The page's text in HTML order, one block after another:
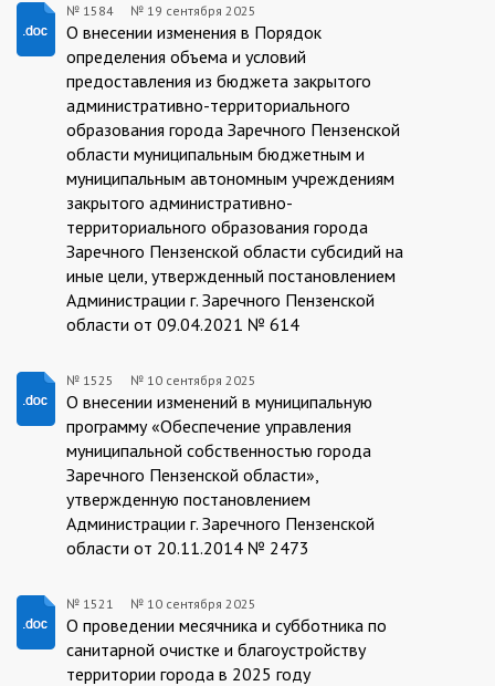
19.09.2025/1584
№ 1584 № 19 сентября 2025
О внесении изменения в Порядок
определения объема и условий
предоставления из бюджета закрытого
административно-территориального
образования города Заречного Пензенской
области муниципальным бюджетным и
муниципальным автономным учреждениям
закрытого административно-
территориального образования города
Заречного Пензенской области субсидий на
иные цели, утвержденный постановлением
Администрации г. Заречного Пензенской
области от 09.04.2021 № 614
10.09.2025/1525
№ 1525 № 10 сентября 2025
О внесении изменений в муниципальную
программу «Обеспечение управления
муниципальной собственностью города
Заречного Пензенской области»,
утвержденную постановлением
Администрации г. Заречного Пензенской
области от 20.11.2014 № 2473
1521/10.09.2025
№ 1521 № 10 сентября 2025
О проведении месячника и субботника по
санитарной очистке и благоустройству
территории города в 2025 году